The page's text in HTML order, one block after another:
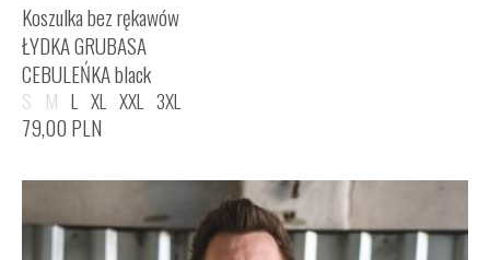
Koszulka bez rękawów
ŁYDKA GRUBASA
CEBULEŃKA black
S M L XL XXL 3XL
79,00 PLN